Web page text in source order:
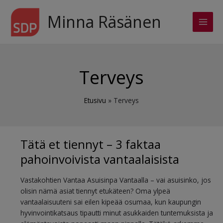
sisältöön
Minna Räsänen
Main
Terveys
Etusivu Terveys
Tätä et tiennyt – 3 faktaa
pahoinvoivista vantaalaisista
Vastakohtien Vantaa Asuisinpa Vantaalla – vai asuisinko, jos
olisin nämä asiat tiennyt etukäteen? Oma ylpeä
vantaalaisuuteni sai eilen kipeää osumaa, kun kaupungin
hyvinvointikatsaus tipautti minut asukkaiden tuntemuksista ja